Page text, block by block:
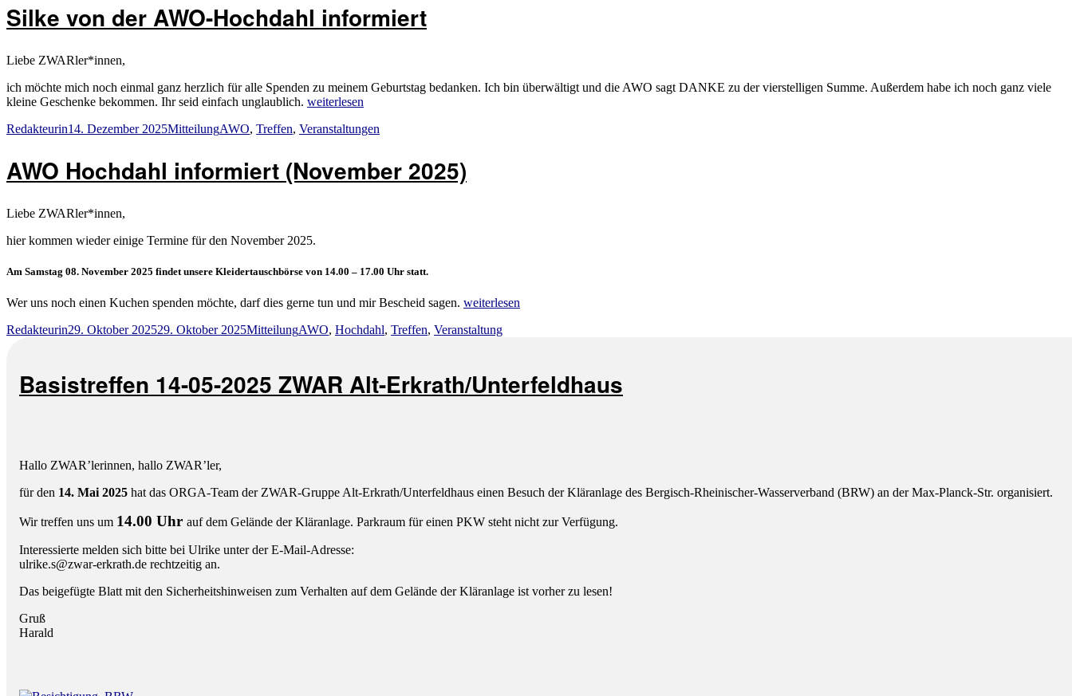
Silke von der AWO-Hochdahl informiert
Liebe ZWARler*innen,
ich möchte mich noch einmal ganz herzlich für alle Spenden zu meinem Geburtstag bedanken. Ich bin überwältigt und die AWO sagt DANKE zu der vierstelligen Summe. Außerdem habe ich noch ganz viele
kleine Geschenke bekommen. Ihr seid einfach unglaublich. „Silke
der
informiert“
weiterlesen
Autor
RedakteurinVeröffentlicht
14. Dezember 2025Kategorien
MitteilungSchlagwörter
AWO, Treffen, Veranstaltungen
AWO Hochdahl informiert (November 2025)
Liebe ZWARler*innen,
hier kommen wieder einige Termine für den November 2025.
Am Samstag 08. November 2025 findet unsere Kleidertauschbörse von 14.00 – 17.00 Uhr statt.
Wer uns noch einen Kuchen spenden möchte, darf dies gerne tun und mir Bescheid sagen. „AWO
informiert
weiterlesen
Autor
RedakteurinVeröffentlicht
29. Oktober 202529. Oktober 2025Kategorien
MitteilungSchlagwörter
AWO, Hochdahl, Treffen, Veranstaltung
Basistreffen 14-05-2025 ZWAR Alt-Erkrath/Unterfeldhaus
Hallo ZWAR’lerinnen, hallo ZWAR’ler,
für den 14. Mai 2025 hat das ORGA-Team der ZWAR-Gruppe Alt-Erkrath/Unterfeldhaus einen Besuch der Kläranlage des Bergisch-Rheinischer-Wasserverband (BRW) an der Max-Planck-Str. organisiert.
Wir treffen uns um 14.00 Uhr auf dem Gelände der Kläranlage. Parkraum für einen PKW steht nicht zur Verfügung.
Interessierte melden sich bitte bei Ulrike unter der E-Mail-Adresse:
ulrike.s@zwar-erkrath.de rechtzeitig an.
Das beigefügte Blatt mit den Sicherheitshinweisen zum Verhalten auf dem Gelände der Kläranlage ist vorher zu lesen!
Gruß
Harald